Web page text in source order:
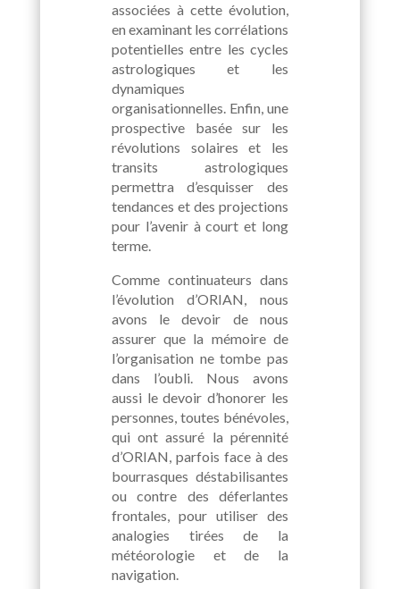
associées à cette évolution,
en examinant les corrélations
potentielles entre les cycles
astrologiques et les
dynamiques
organisationnelles. Enfin, une
prospective basée sur les
révolutions solaires et les
transits astrologiques
permettra d’esquisser des
tendances et des projections
pour l’avenir à court et long
terme.
Comme continuateurs dans
l’évolution d’ORIAN, nous
avons le devoir de nous
assurer que la mémoire de
l’organisation ne tombe pas
dans l’oubli. Nous avons
aussi le devoir d’honorer les
personnes, toutes bénévoles,
qui ont assuré la pérennité
d’ORIAN, parfois face à des
bourrasques déstabilisantes
ou contre des déferlantes
frontales, pour utiliser des
analogies tirées de la
météorologie et de la
navigation.